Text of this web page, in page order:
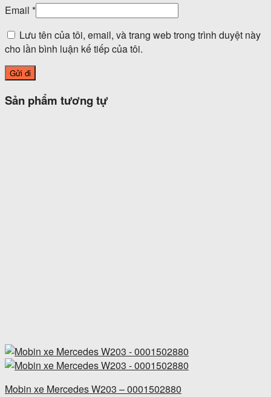
Email *
Lưu tên của tôi, email, và trang web trong trình duyệt này
cho lần bình luận kế tiếp của tôi.
Sản phẩm tương tự
Mobin xe Mercedes W203 – 0001502880